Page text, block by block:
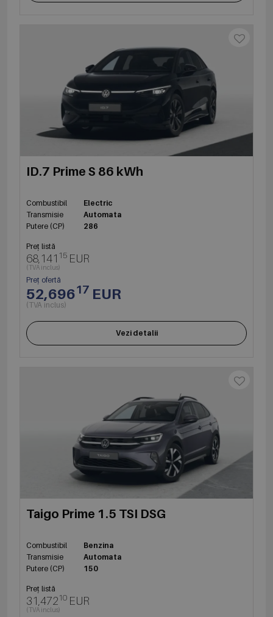
ID.7 Prime S 86 kWh
Combustibil
Electric
Transmisie
Automata
Putere (CP)
286
Preț listă
68,141 15 EUR
(TVA inclus)
Preț ofertă
52,69617 EUR
(TVA inclus)
Vezi detalii
Taigo Prime 1.5 TSI DSG
Combustibil
Benzina
Transmisie
Automata
Putere (CP)
150
Preț listă
31,47210 EUR
(TVA inclus)